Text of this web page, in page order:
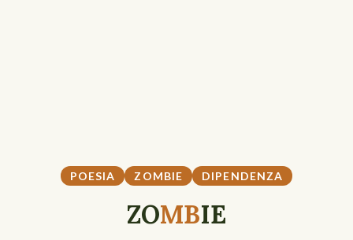
POESIA ZOMBIE DIPENDENZA
ZOMBIE